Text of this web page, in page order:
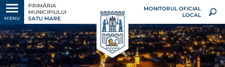
MENU
PRIMĂRIA
MUNICIPIULUI
SATU MARE
MONITORUL OFICIAL
LOCAL